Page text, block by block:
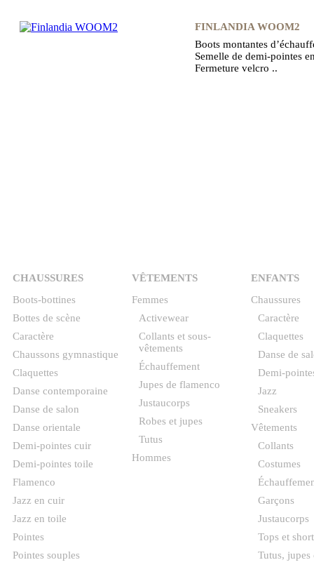
FINLANDIA WOOM2
Boots montantes
Semelle de demi-pointes
Fermeture velcro ..
CHAUSSURES
Boots-bottines
Bottes de scène
Caractère
Chaussons gymnastique
Claquettes
Danse contemporaine
Danse de salon
Danse orientale
Demi-pointes cuir
Demi-pointes toile
Flamenco
Jazz en cuir
Jazz en toile
Pointes
Pointes souples
VÊTEMENTS
Femmes
Activewear
Collants et sous-
vêtements
Échauffement
Jupes de flamenco
Justaucorps
Robes et jupes
Tutus
Hommes
ENFANTS
Chaussures
Caractère
Claquettes
Danse de
Demi-
Jazz
Sneakers
Vêtements
Collants
Costumes
Garçons
Justaucorps
Tops et
Tutus, jupes